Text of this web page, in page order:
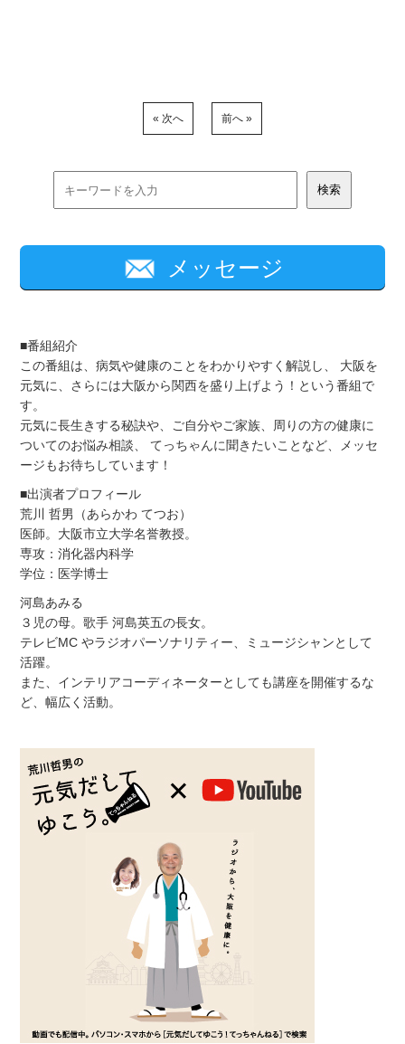
« 次へ 前へ »
メッセージ
■番組紹介
この番組は、病気や健康のことをわかりやすく解説し、 大阪を
元気に、さらには大阪から関西を盛り上げよう！という番組で
す。
元気に長生きする秘訣や、ご自分やご家族、周りの方の健康に
ついてのお悩み相談、 てっちゃんに聞きたいことなど、メッセ
ージもお待ちしています！
■出演者プロフィール
荒川 哲男（あらかわ てつお）
医師。大阪市立大学名誉教授。
専攻：消化器内科学
学位：医学博士
河島あみる
３児の母。歌手 河島英五の長女。
テレビMC やラジオパーソナリティー、ミュージシャンとして
活躍。
また、インテリアコーディネーターとしても講座を開催するな
ど、幅広く活動。